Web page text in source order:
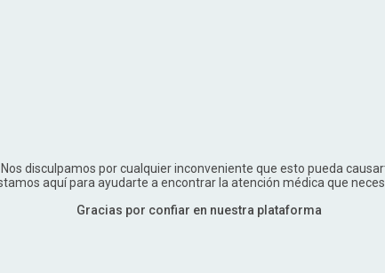
Nos disculpamos por cualquier inconveniente que esto pueda
aquí para ayudarte a encontrar la atención médica que
Gracias por confiar en nuestra plataforma